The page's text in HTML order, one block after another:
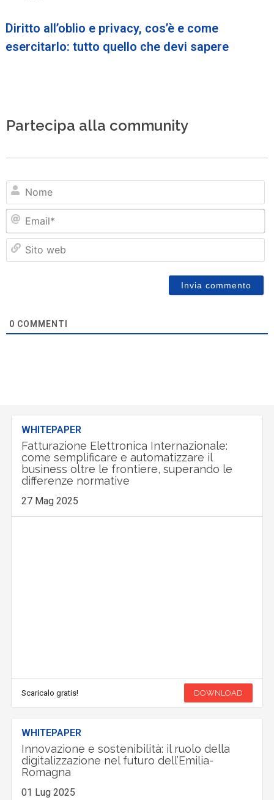
Diritto all’oblio e privacy, cos’è e come
esercitarlo: tutto quello che devi sapere
Partecipa alla community
0 COMMENTI
WHITEPAPER
Fatturazione Elettronica Internazionale:
come semplificare e automatizzare il
business oltre le frontiere, superando le
differenze normative
27 Mag 2025
Scaricalo gratis! DOWNLOAD
WHITEPAPER
Innovazione e sostenibilità: il ruolo della
digitalizzazione nel futuro dell’Emilia-
Romagna
01 Lug 2025